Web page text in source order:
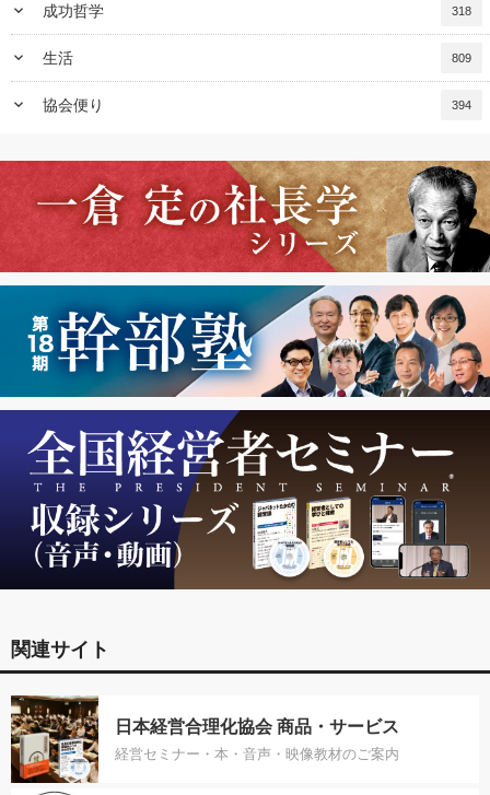
keyboard_arrow_down 成功哲学 318
keyboard_arrow_down 生活 809
keyboard_arrow_down 協会便り 394
関連サイト
日本経営合理化協会 商品・サービス
経営セミナー・本・音声・映像教材のご案内